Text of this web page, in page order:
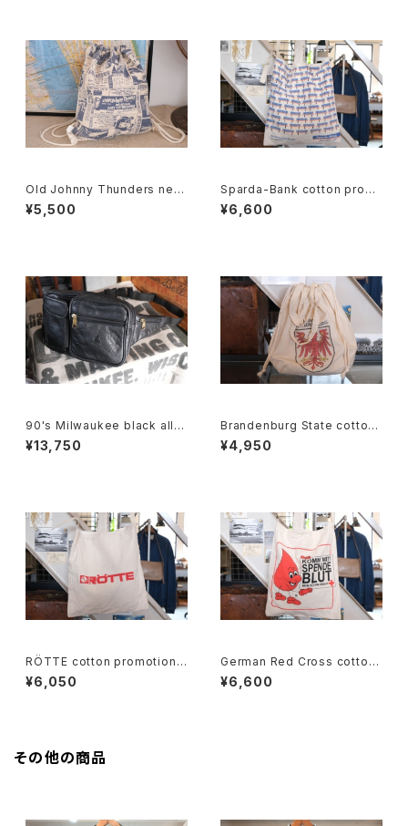
Old Johnny Thunders new
spaper printed canvas Kna
psack
¥5,500
Sparda-Bank cotton prom
otional shoulder Bag
¥6,600
90's Milwaukee black all-l
eather fanny Pack
¥13,750
Brandenburg State cotton
souvenir drawstring Bag
¥4,950
RÖTTE cotton promotional
shoulder Bag
¥6,050
German Red Cross cotton
promotional shoulder Bag
¥6,600
その他の商品